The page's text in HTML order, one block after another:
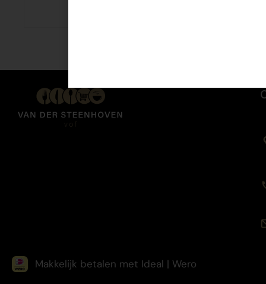
Makkelijk betalen met Ideal | Wero